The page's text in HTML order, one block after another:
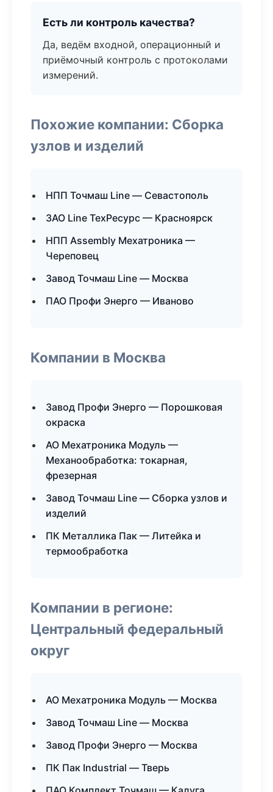
Есть ли контроль качества?
Да, ведём входной, операционный и
приёмочный контроль с протоколами
измерений.
Похожие компании: Сборка
узлов и изделий
НПП Точмаш Line — Севастополь
ЗАО Line ТехРесурс — Красноярск
НПП Assembly Мехатроника —
Череповец
Завод Точмаш Line — Москва
ПАО Профи Энерго — Иваново
Компании в Москва
Завод Профи Энерго — Порошковая
окраска
АО Мехатроника Модуль —
Механообработка: токарная,
фрезерная
Завод Точмаш Line — Сборка узлов и
изделий
ПК Металлика Пак — Литейка и
термообработка
Компании в регионе:
Центральный федеральный
округ
АО Мехатроника Модуль — Москва
Завод Точмаш Line — Москва
Завод Профи Энерго — Москва
ПК Пак Industrial — Тверь